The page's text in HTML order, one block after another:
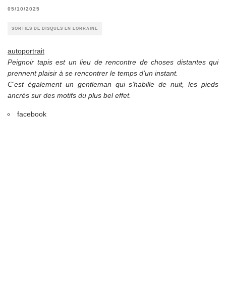
05/10/2025
SORTIES DE DISQUES EN LORRAINE
autoportrait
Peignoir tapis est un lieu de rencontre de choses distantes qui
prennent plaisir à se rencontrer le temps d’un instant.
C’est également un gentleman qui s’habille de nuit, les pieds
ancrés sur des motifs du plus bel effet.
facebook